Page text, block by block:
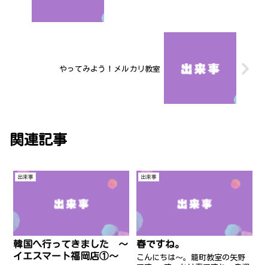
やってみよう！メルカリ教室
関連記事
出来事
韓国へ行ってきました ～
イエスマート福岡店①～
出来事
春ですね。
こんにちは～。籠町教室の矢野